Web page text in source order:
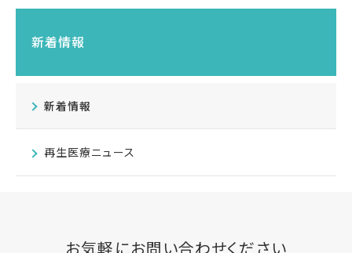
新着情報
新着情報
再生医療ニュース
お気軽にお問い合わせください